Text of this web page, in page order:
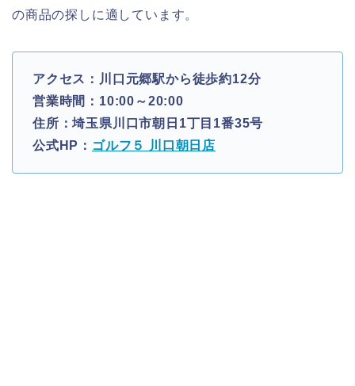
の商品の探しに適しています。
アクセス：川口元郷駅から徒歩約12分
営業時間：10:00～20:00
住所：埼玉県川口市朝日1丁目1番35号
公式HP： ゴルフ５ 川口朝日店